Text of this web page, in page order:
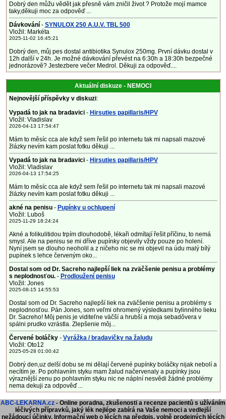
Dobrý den můžu vědět jak přesně vám zničil život ? Protože mojí mamce
taky,děkuji moc za odpověď ...
Dávkování - SYNULOX 250 A.U.V. TBL 500
Vložil: Markéta
2025-11-02 16:45:21
Dobrý den, můj pes dostal antibiotika Synulox 250mg. První dávku dostal v
12h další v 24h. Je možné dávkování převést na 6:30h a 18:30h bezpečné
jednorázově? Jestezbere večer Medrol. Děkuji za odpověď....
Aktuální diskuze - NEMOCI
Nejnovější příspěvky v diskuzi:
Vypadá to jak na bradavici - Hirsuties papillaris/HPV
Vložil: Vladislav
2026-04-13 17:54:47
Mám to měsíc cca ale když sem řešil po internetu tak mi napsali mazové
žlázky nevím kam poslat fotku děkuji ...
Vypadá to jak na bradavici - Hirsuties papillaris/HPV
Vložil: Vladislav
2026-04-13 17:54:25
Mám to měsíc cca ale když sem řešil po internetu tak mi napsali mazové
žlázky nevím kam poslat fotku děkuji ...
akné na penisu- Pupínky u ochlupení
Vložil: Luboš
2025-11-29 18:24:24
Akné a folikulitidou trpím dlouhodobě, lékaři odmítají řešit příčinu, to nemá
smysl. Ale na penisu se mi dříve pupínky objevily vždy pouze po holení.
Nyní jsem se dlouho neoholil a z ničeho nic se mi objevil na údu malý bílý
pupínek s lehce červeným oko...
Dostal som od Dr. Sacreho najlepší liek na zväčšenie penisu a problémy
s neplodnosťou.- Prodloužení penisu
Vložil: Jones
2025-08-15 14:55:53
Dostal som od Dr. Sacreho najlepší liek na zväčšenie penisu a problémy s
neplodnosťou. Pán Jones, som veľmi ohromený výsledkami bylinného lieku
Dr. Sacreho! Môj penis je viditeľne väčší a hrubší a moja sebadôvera v
spálni prudko vzrástla. Zlepšenie môj...
Červené boláčky - Vyrážka / bradavičky na žaludu
Vložil: Oto12
2025-05-28 01:00:42
Dobrý den,uz delší dobu se mi dělají červené pupínky boláčky nijak nebolí a
necítím je. Po pohlavním styku mam žalud načervenaly a pupínky jsou
výraznější zenu po pohlavním styku nic ne náplní nesvědi žádné problémy
nema dekuji za odpověď ...
ABC-LEKARNA.cz - Online poradna, zkušenosti a recenze pacientů s užíváním
léčivých přípravků, jaký lék nejlépe zabírá na Vaše nemoci a vedlejší
nežádoucí účinky. Informační web o lécích na předpis, volně prodejných lécích